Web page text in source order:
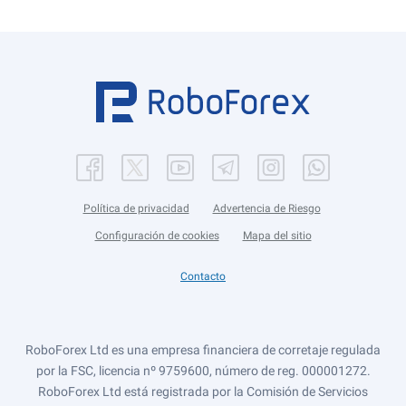
Política de privacidad Advertencia de Riesgo
Configuración de cookies Mapa del sitio
Contacto
RoboForex Ltd es una empresa financiera de corretaje regulada
por la FSC, licencia nº 9759600, número de reg. 000001272.
RoboForex Ltd está registrada por la Comisión de Servicios